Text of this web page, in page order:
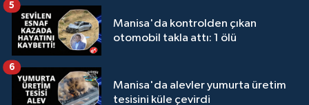
Manisa'da kontrolden çıkan
otomobil takla attı: 1 ölü
5
Manisa'da alevler yumurta üretim
tesisini küle çevirdi
6